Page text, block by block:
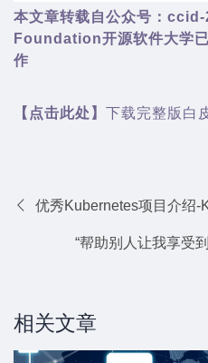
本文章转载自公众号：
Foundation开源软件大学
作
【点击此处】 下载完整版白
优秀Kubernetes项目介绍-
“帮助别人让我享受
相关文章